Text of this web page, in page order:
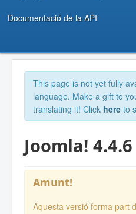
Documentació de la API
This page is not yet fully
language. Make a gift to
translating it! Click here to
Joomla! 4.4.6
Amunt!
Aquesta versió forma part